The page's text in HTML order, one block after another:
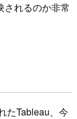
されるのか非常
たTableau、今